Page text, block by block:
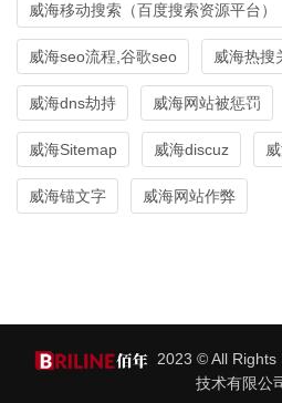
威海移动搜索（百度搜索资源平台）
威海seo流程,谷歌seo 威海热搜
威海dns劫持 威海网站被惩罚
威海Sitemap 威海discuz
威海锚文字 威海网站作弊
2023 © All Rights
技术有限公